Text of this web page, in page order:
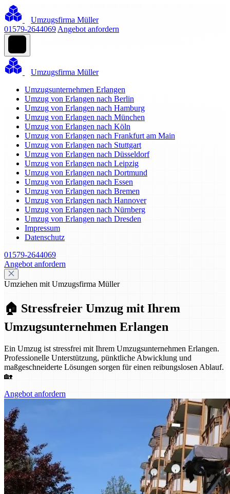
Umzugsfirma Müller
01579-2644069 Angebot anfordern
Umzugsfirma Müller
Umzugsunternehmen Erlangen
Umzug von Erlangen nach Berlin
Umzug von Erlangen nach Hamburg
Umzug von Erlangen nach München
Umzug von Erlangen nach Köln
Umzug von Erlangen nach Frankfurt am Main
Umzug von Erlangen nach Stuttgart
Umzug von Erlangen nach Düsseldorf
Umzug von Erlangen nach Leipzig
Umzug von Erlangen nach Dortmund
Umzug von Erlangen nach Essen
Umzug von Erlangen nach Bremen
Umzug von Erlangen nach Hannover
Umzug von Erlangen nach Nürnberg
Umzug von Erlangen nach Dresden
Impressum
Datenschutz
01579-2644069
Angebot anfordern
Umziehen mit Umzugsfirma Müller
🏠 Stressfreier Umzug mit Ihrem
Umzugsunternehmen Erlangen
Ein Umzug ist stressfrei mit Ihrem Umzugsunternehmen Erlangen.
Professionelle Unterstützung, pünktliche Abwicklung und
maßgeschneiderte Lösungen sorgen für einen reibungslosen Ablauf.
🏡
Angebot anfordern